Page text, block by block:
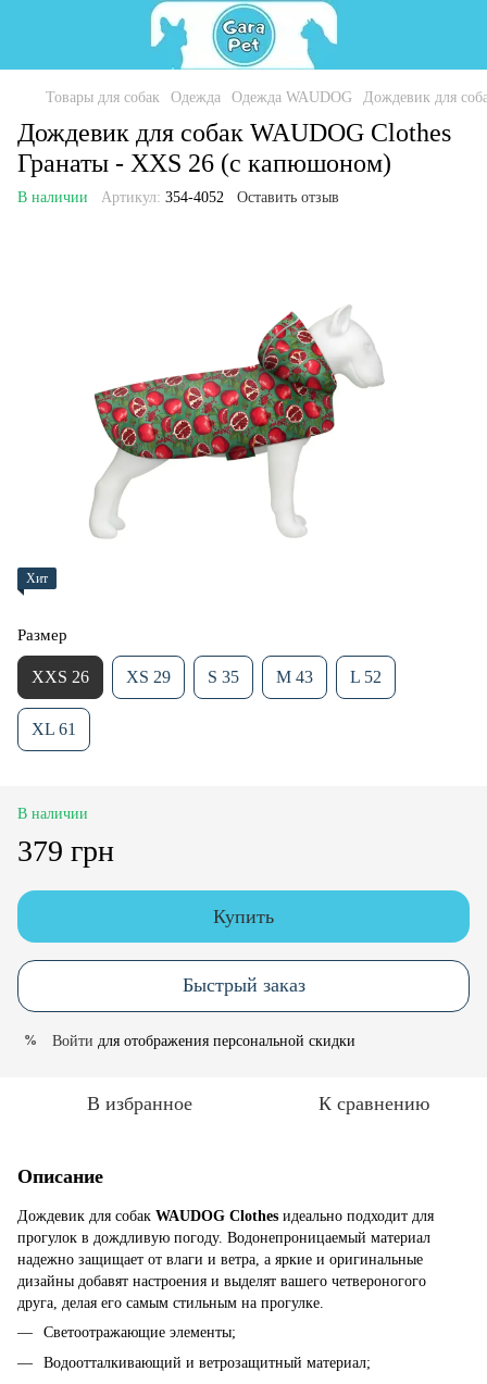
Товары для собак Одежда Одежда WAUDOG Дождевик для
Дождевик для собак WAUDOG Clothes
Гранаты - XXS 26 (с капюшоном)
В наличии Артикул: 354-4052 Оставить отзыв
Хит
Размер
XXS 26 XS 29 S 35 M 43 L 52
XL 61
В наличии
379 грн
Купить
Быстрый заказ
% Войти для отображения персональной скидки
В избранное К сравнению
Описание
Дождевик для собак WAUDOG Clothes идеально подходит для
прогулок в дождливую погоду. Водонепроницаемый материал
надежно защищает от влаги и ветра, а яркие и оригинальные
дизайны добавят настроения и выделят вашего четвероногого
друга, делая его самым стильным на прогулке.
Светоотражающие элементы;
Водоотталкивающий и ветрозащитный материал;